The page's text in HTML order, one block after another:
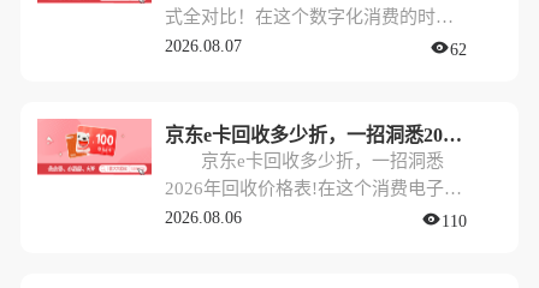
们手中囤积了过多的领货码，一时半
会儿消费不完，又担心过期作废。这
式全对比！在这个数字化消费的时
代，京东e卡作为一种热门的预付卡，
来说，这无疑是雪中送炭；但对于那
些不常网购，或者更倾向于现金消费
的朋友来说，手里攥着几百甚至几千
元的闲置e卡，反倒成了一种“甜蜜的
2026.08.07 62
京东e卡回收多少折，一招洞悉2026年回收价格表!
京东e卡回收多少折，一招洞悉
2026年回收价格表!在这个消费电子化
和礼品卡普及的时代，很多人手里都
2026.08.06 110